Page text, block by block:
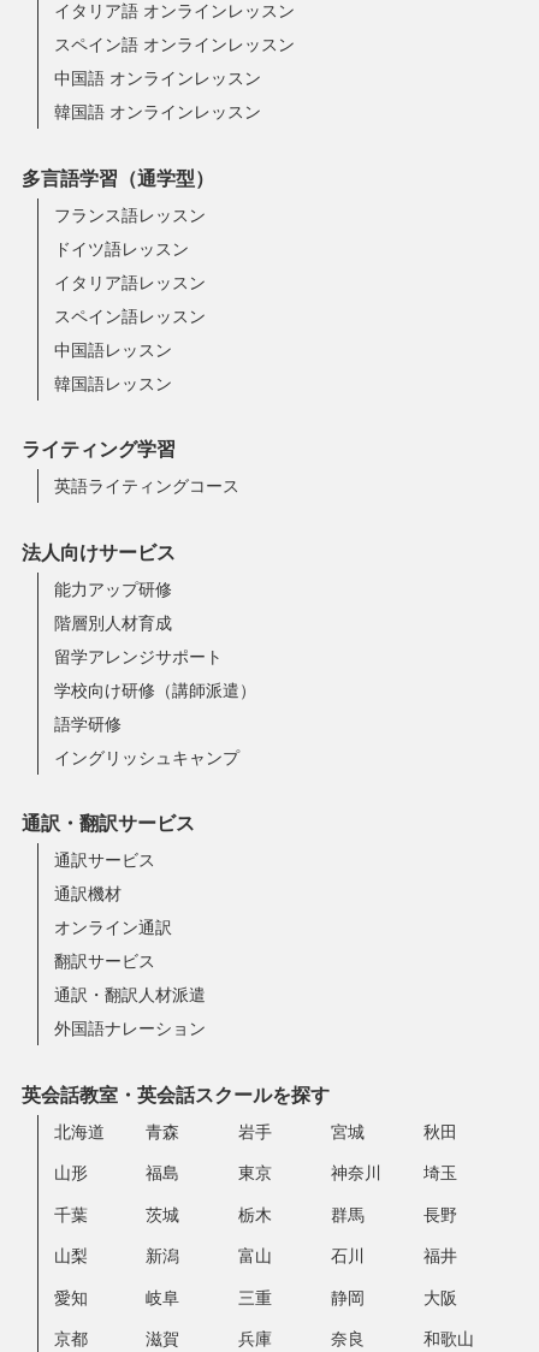
イタリア語 オンラインレッスン
スペイン語 オンラインレッスン
中国語 オンラインレッスン
韓国語 オンラインレッスン
多言語学習（通学型）
フランス語レッスン
ドイツ語レッスン
イタリア語レッスン
スペイン語レッスン
中国語レッスン
韓国語レッスン
ライティング学習
英語ライティングコース
法人向けサービス
能力アップ研修
階層別人材育成
留学アレンジサポート
学校向け研修（講師派遣）
語学研修
イングリッシュキャンプ
通訳・翻訳サービス
通訳サービス
通訳機材
オンライン通訳
翻訳サービス
通訳・翻訳人材派遣
外国語ナレーション
英会話教室・英会話スクールを探す
北海道 青森 岩手 宮城 秋田
山形 福島 東京 神奈川 埼玉
千葉 茨城 栃木 群馬 長野
山梨 新潟 富山 石川 福井
愛知 岐阜 三重 静岡 大阪
京都 滋賀 兵庫 奈良 和歌山